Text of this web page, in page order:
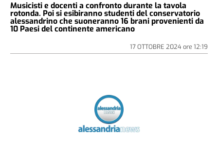
Musicisti e docenti a confronto durante la tavola
rotonda. Poi si esibiranno studenti del conservatorio
alessandrino che suoneranno 16 brani provenienti da
10 Paesi del continente americano
17 OTTOBRE 2024ore 12:19